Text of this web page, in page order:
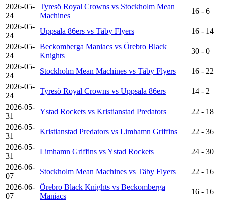
2026-05-
24
Tyresö Royal Crowns vs Stockholm Mean
Machines
16 - 6
2026-05-
24
Uppsala 86ers vs Täby Flyers
16 - 14
2026-05-
24
Beckomberga Maniacs vs Örebro Black
Knights
30 - 0
2026-05-
24
Stockholm Mean Machines vs Täby Flyers
16 - 22
2026-05-
24
Tyresö Royal Crowns vs Uppsala 86ers
14 - 2
2026-05-
31
Ystad Rockets vs Kristianstad Predators
22 - 18
2026-05-
31
Kristianstad Predators vs Limhamn Griffins
22 - 36
2026-05-
31
Limhamn Griffins vs Ystad Rockets
24 - 30
2026-06-
07
Stockholm Mean Machines vs Täby Flyers
22 - 16
2026-06-
07
Örebro Black Knights vs Beckomberga
Maniacs
16 - 16